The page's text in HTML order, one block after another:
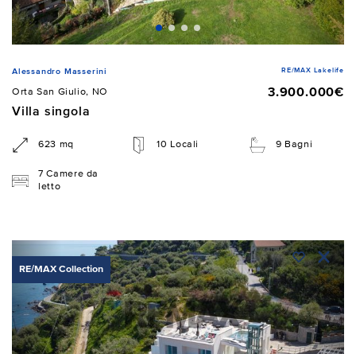
Alessandro Masserini RE/MAX Lakelife
Orta San Giulio, NO
3.900.000€
Villa singola
623 mq 10 Locali 9 Bagni
7 Camere da
letto
RE/MAX Collection